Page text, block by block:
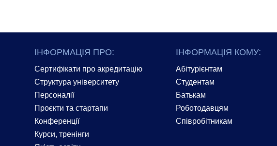
ІНФОРМАЦІЯ ПРО:
Сертифікати про акредитацію
Структура університету
Персоналії
Проєкти та стартапи
Конференції
Курси, тренінги
ІНФОРМАЦІЯ КОМУ:
Абітурієнтам
Студентам
Батькам
Роботодавцям
Співробітникам